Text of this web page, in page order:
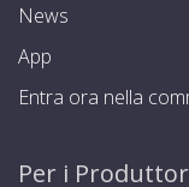
News
App
Entra ora nella
Per i